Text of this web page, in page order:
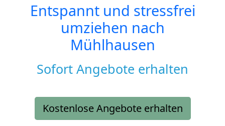
Entspannt und stressfrei
umziehen nach
Mühlhausen
Sofort Angebote erhalten
Kostenlose Angebote erhalten